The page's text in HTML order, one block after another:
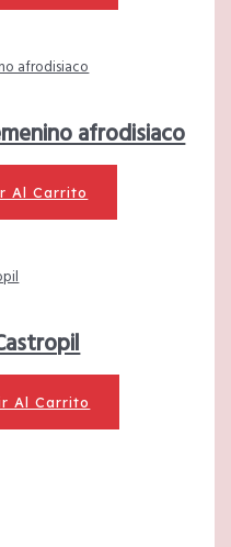
afrodisiaco
Al Carrito
Al Carrito